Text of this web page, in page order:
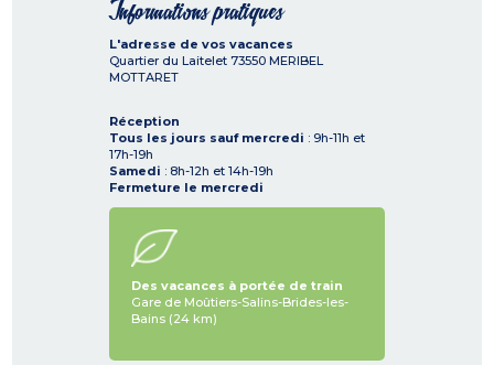
Informations pratiques
L'adresse de vos vacances
Quartier du Laitelet 73550 MERIBEL
MOTTARET
Réception
Tous les jours sauf mercredi : 9h-11h et
17h-19h
Samedi : 8h-12h et 14h-19h
Fermeture le mercredi
Des vacances à portée de train
Gare de Moûtiers-Salins-Brides-les-
Bains (24 km)